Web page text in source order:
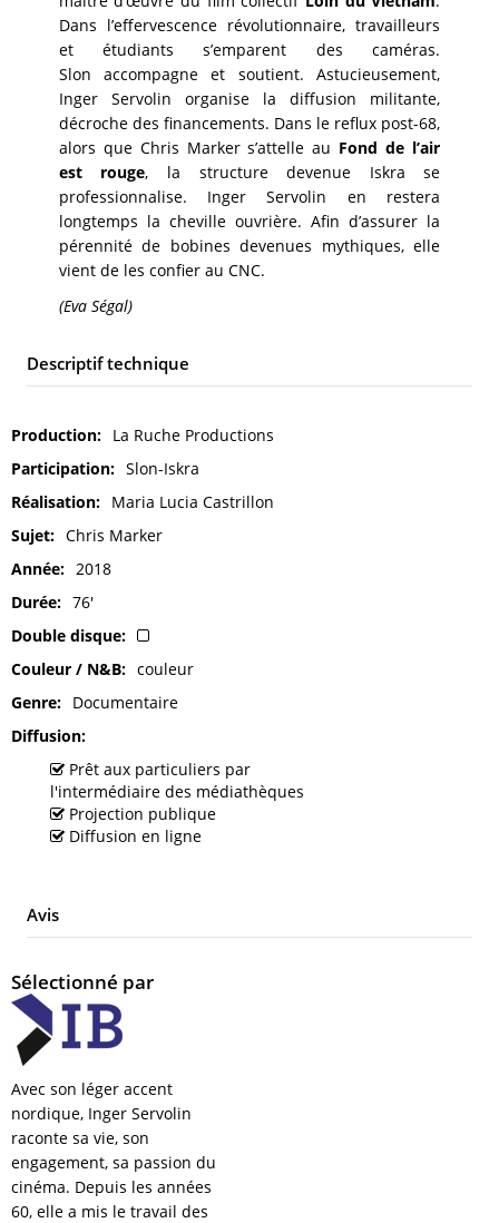
Dans l’effervescence révolutionnaire, travailleurs
et étudiants s’emparent des caméras.
Slon accompagne et soutient. Astucieusement,
Inger Servolin organise la diffusion militante,
décroche des financements. Dans le reflux post-68,
alors que Chris Marker s’attelle au Fond de l’air
est rouge, la structure devenue Iskra se
professionnalise. Inger Servolin en restera
longtemps la cheville ouvrière. Afin d’assurer la
pérennité de bobines devenues mythiques, elle
vient de les confier au CNC.
(Eva Ségal)
Descriptif technique
Production
La Ruche Productions
Participation
Slon-Iskra
Réalisation
Maria Lucia Castrillon
Sujet
Chris Marker
Année
2018
Durée
76'
Double disque
Couleur / N&B
couleur
Genre
Documentaire
Diffusion
Prêt aux particuliers par
l'intermédiaire des médiathèques
Projection publique
Diffusion en ligne
Avis
Sélectionné par
Avec son léger accent
nordique, Inger Servolin
raconte sa vie, son
engagement, sa passion du
cinéma. Depuis les années
60, elle a mis le travail des